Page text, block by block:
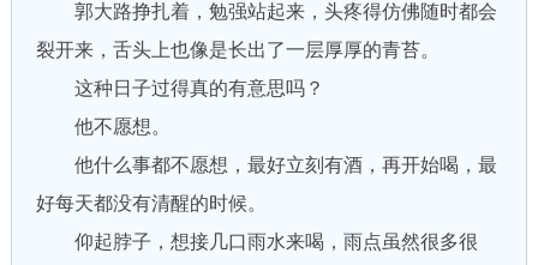
郭大路挣扎着，勉强站起来，头疼得仿佛随时都会
裂开来，舌头上也像是长出了一层厚厚的青苔。
这种日子过得真的有意思吗？
他不愿想。
他什么事都不愿想，最好立刻有酒，再开始喝，最
好每天都没有清醒的时候。
仰起脖子，想接几口雨水来喝，雨点虽然很多很